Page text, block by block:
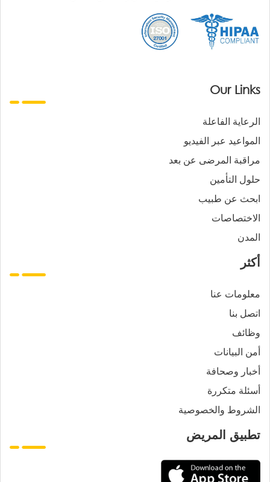
Our Links
الرعاية الفاعلة
المواعيد عبر الفيديو
مراقبة المرضى عن بعد
حلول التأمين
ابحث عن طبيب
الاختصاصات
المدن
أكثر
معلومات عنا
اتصل بنا
وظائف
أمن البيانات
أخبار وصحافة
أسئلة متكررة
الشروط والخصوصية
تطبيق المريض